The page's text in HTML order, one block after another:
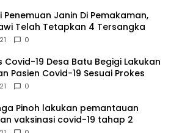
Penemuan Janin Di Pemakaman,
Telah Tetapkan 4 Tersangka
0
Covid-19 Desa Batu Begigi Lakukan
Pasien Covid-19 Sesuai Prokes
0
Pinoh lakukan pemantauan
vaksinasi covid-19 tahap 2